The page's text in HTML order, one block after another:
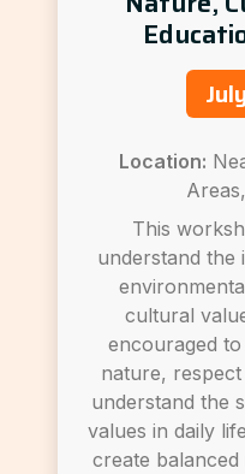
Location:
This
understand the
cultural
encouraged
nature,
understand the
values in daily
create